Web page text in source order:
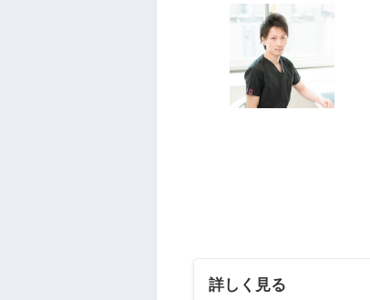
詳しく見る